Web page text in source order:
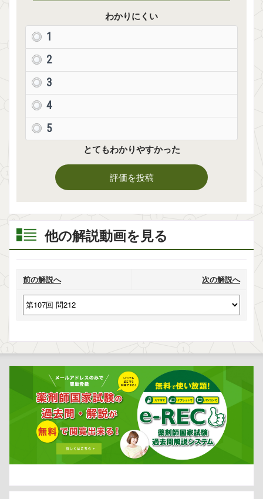
わかりにくい
1
2
3
4
5
とてもわかりやすかった
評価を投稿
他の解説動画を見る
前の解説へ 次の解説へ